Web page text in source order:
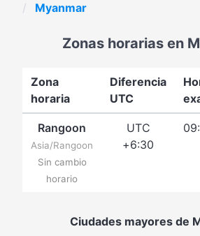
Myanmar
Zonas horarias en
Zona
horaria
Diferencia
UTC
Rangoon
Asia/Rangoon
Sin cambio
horario
UTC
+6:30
Ciudades mayores de